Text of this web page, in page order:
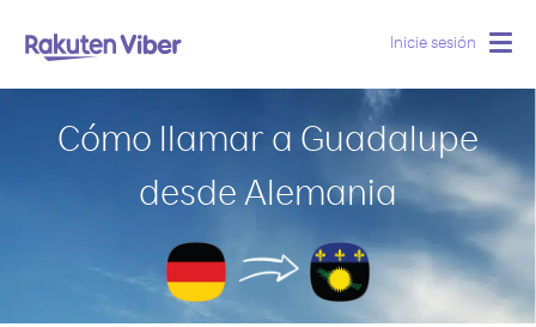
Inicie sesión
Cómo llamar a Guadalupe
desde Alemania